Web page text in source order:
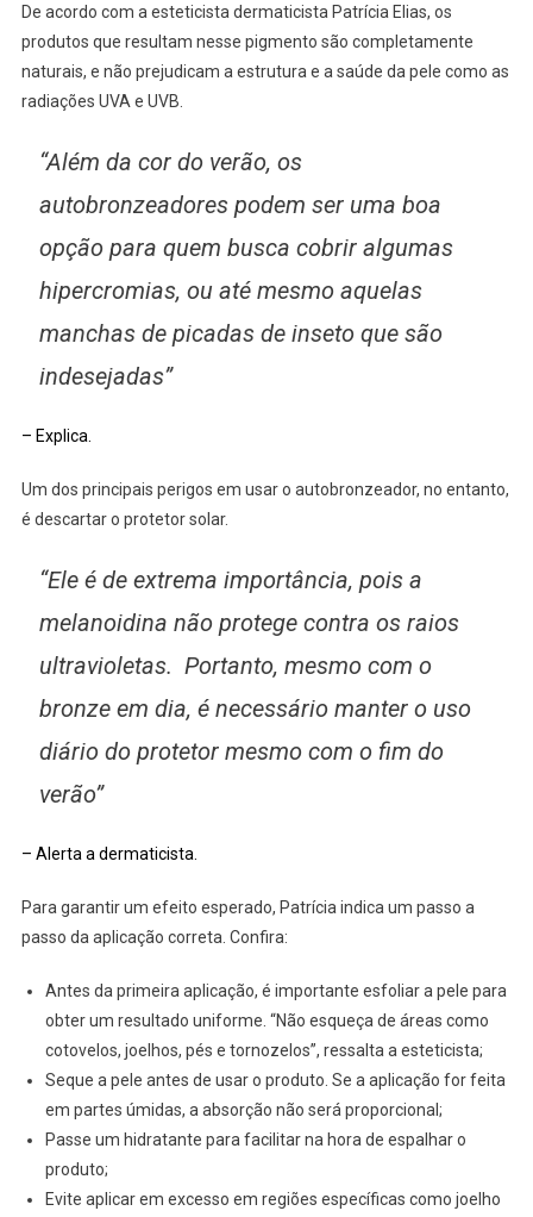
De acordo com a esteticista dermaticista Patrícia Elias, os
produtos que resultam nesse pigmento são completamente
naturais, e não prejudicam a estrutura e a saúde da pele como as
radiações UVA e UVB.
“Além da cor do verão, os
autobronzeadores podem ser uma boa
opção para quem busca cobrir algumas
hipercromias, ou até mesmo aquelas
manchas de picadas de inseto que são
indesejadas”
– Explica.
Um dos principais perigos em usar o autobronzeador, no entanto,
é descartar o protetor solar.
“Ele é de extrema importância, pois a
melanoidina não protege contra os raios
ultravioletas. Portanto, mesmo com o
bronze em dia, é necessário manter o uso
diário do protetor mesmo com o fim do
verão”
– Alerta a dermaticista.
Para garantir um efeito esperado, Patrícia indica um passo a
passo da aplicação correta. Confira:
Antes da primeira aplicação, é importante esfoliar a pele para
obter um resultado uniforme. “Não esqueça de áreas como
cotovelos, joelhos, pés e tornozelos”, ressalta a esteticista;
Seque a pele antes de usar o produto. Se a aplicação for feita
em partes úmidas, a absorção não será proporcional;
Passe um hidratante para facilitar na hora de espalhar o
produto;
Evite aplicar em excesso em regiões específicas como joelho